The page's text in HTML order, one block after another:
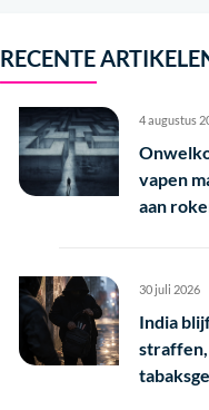
RECENTE
4 augustus
vapen
aan
30 juli 2026
India